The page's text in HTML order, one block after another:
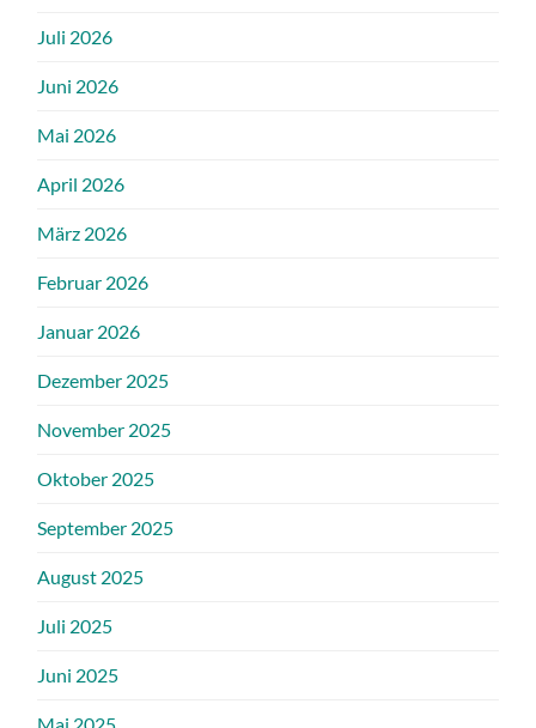
Juli 2026
Juni 2026
Mai 2026
April 2026
März 2026
Februar 2026
Januar 2026
Dezember 2025
November 2025
Oktober 2025
September 2025
August 2025
Juli 2025
Juni 2025